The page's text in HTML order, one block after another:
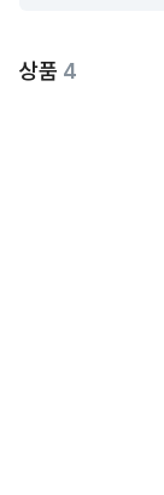
상품 4